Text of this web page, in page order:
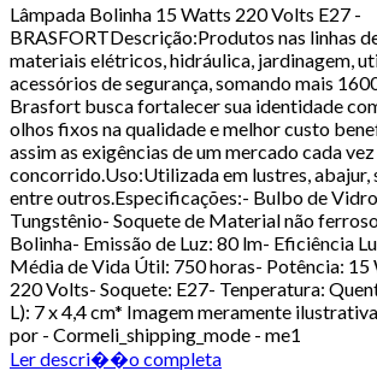
Lâmpada Bolinha 15 Watts 220 Volts E27 -
BRASFORTDescrição:Produtos nas linhas
materiais elétricos, hidráulica, jardinagem,
acessórios de segurança, somando mais
Brasfort busca fortalecer sua identidade
olhos fixos na qualidade e melhor custo
assim as exigências de um mercado cada
concorrido.Uso:Utilizada em lustres, abajur,
entre outros.Especificações:- Bulbo de
Tungstênio- Soquete de Material não
Bolinha- Emissão de Luz: 80 lm- Eficiência
Média de Vida Útil: 750 horas- Potência:
220 Volts- Soquete: E27- Tenperatura:
L): 7 x 4,4 cm* Imagem meramente
por - Cormeli_shipping_mode - me1
Ler descri��o completa